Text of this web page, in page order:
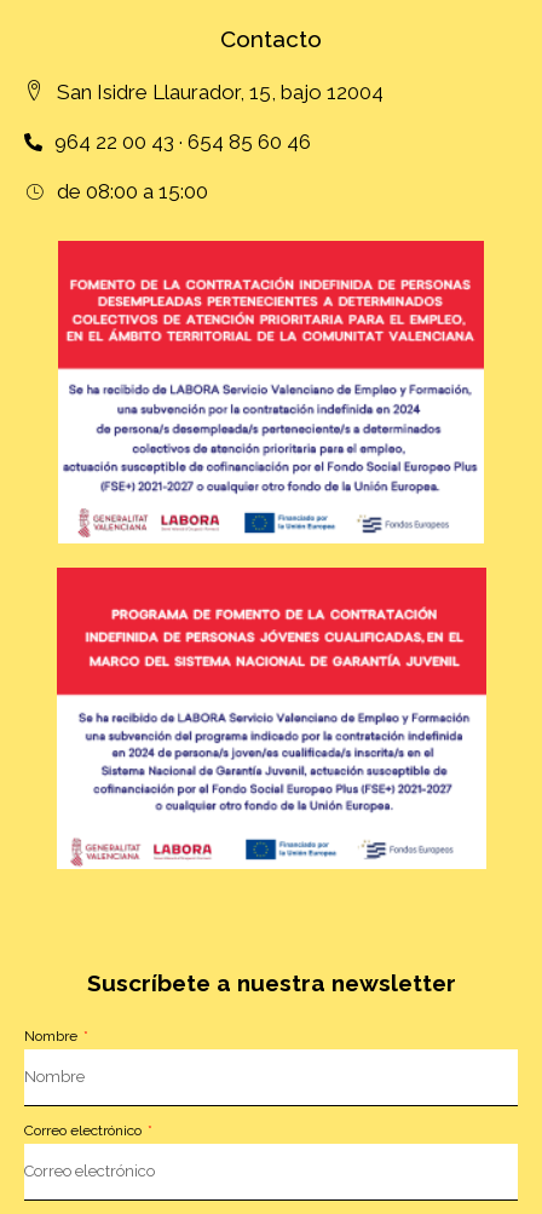
Contacto
San Isidre Llaurador, 15, bajo 12004
964 22 00 43 · 654 85 60 46
de 08:00 a 15:00
Suscríbete a nuestra newsletter
Nombre
Correo electrónico